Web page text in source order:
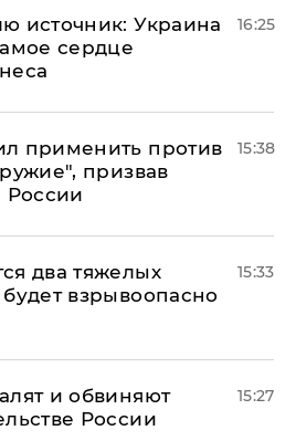
источник: Украина
сердце
16:25
применить против
призвав
России
15:38
два тяжелых
взрывоопасно
15:33
и обвиняют
России
15:27